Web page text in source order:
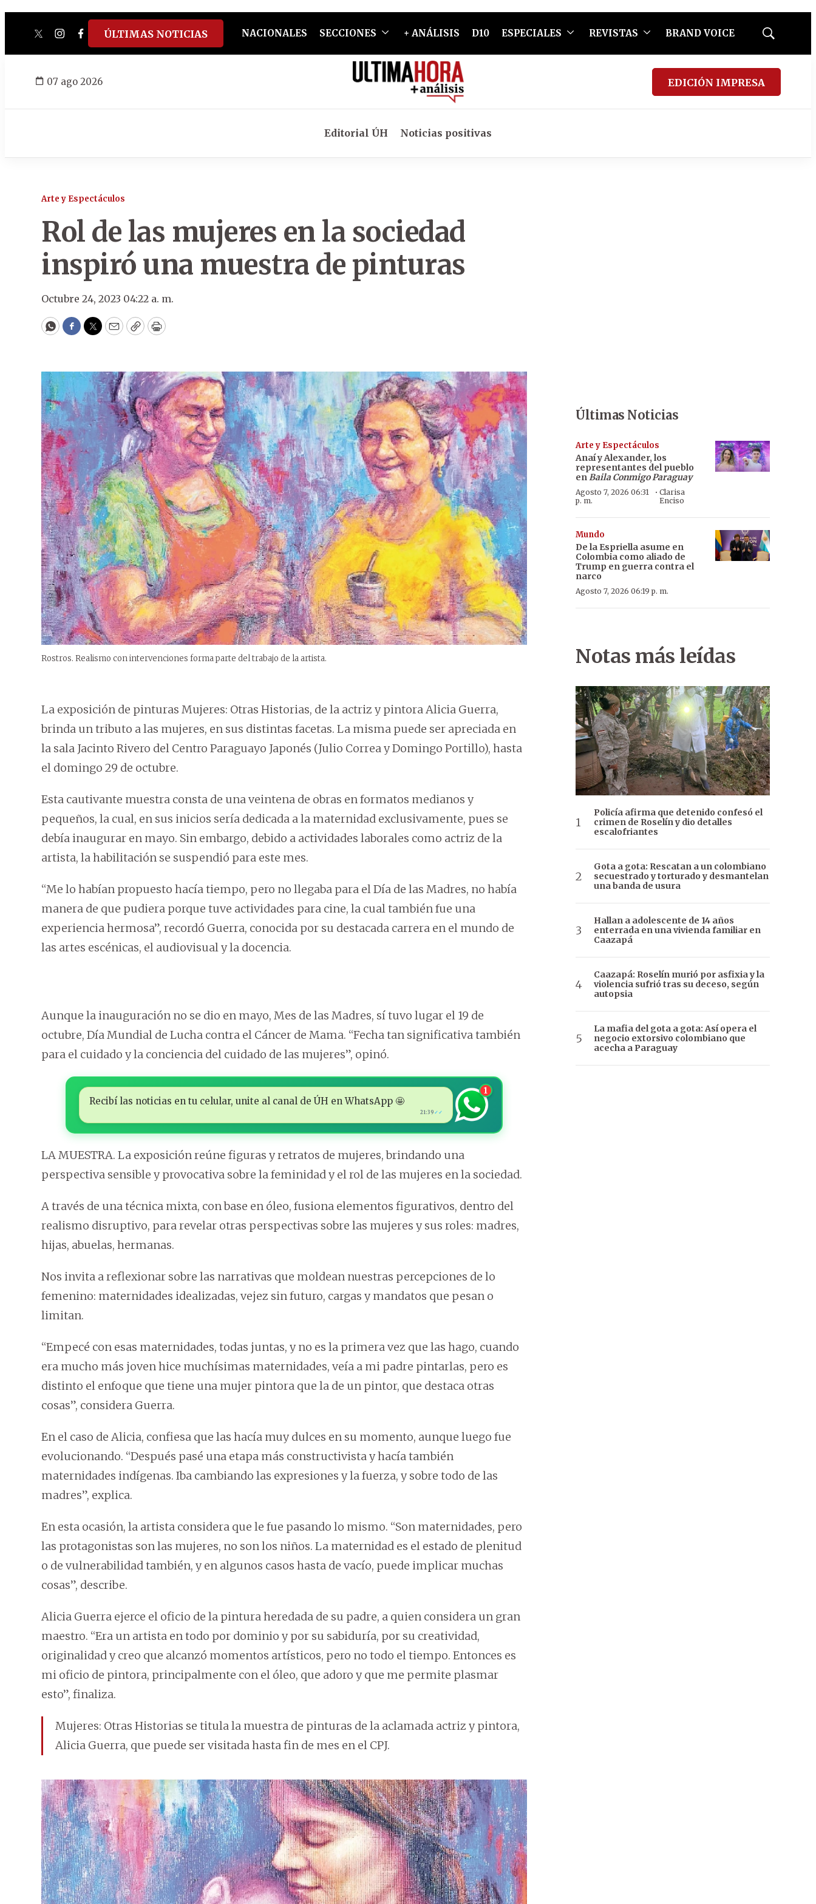
twitterinstagram
facebook
tiktokyoutube
spotify
ÚLTIMAS NOTICIAS NACIONALES SECCIONES + ANÁLISIS D10 ESPECIALES REVISTAS BRAND VOICE
Mostrar
07 ago 2026 EDICIÓN IMPRESA
Editorial ÚH Noticias positivas
Arte y Espectáculos
Rol de las mujeres en la sociedad
inspiró una muestra de pinturas
Octubre 24, 2023 04:22 a. m.
WhatsApp
Facebook
Twitter
EmailCopyPrint
Rostros. Realismo con intervenciones forma parte del trabajo de la artista.
La exposición de pinturas Mujeres: Otras Historias, de la actriz y pintora Alicia Guerra,
brinda un tributo a las mujeres, en sus distintas facetas. La misma puede ser apreciada en
la sala Jacinto Rivero del Centro Paraguayo Japonés (Julio Correa y Domingo Portillo), hasta
el domingo 29 de octubre.
Esta cautivante muestra consta de una veintena de obras en formatos medianos y
pequeños, la cual, en sus inicios sería dedicada a la maternidad exclusivamente, pues se
debía inaugurar en mayo. Sin embargo, debido a actividades laborales como actriz de la
artista, la habilitación se suspendió para este mes.
“Me lo habían propuesto hacía tiempo, pero no llegaba para el Día de las Madres, no había
manera de que pudiera porque tuve actividades para cine, la cual también fue una
experiencia hermosa”, recordó Guerra, conocida por su destacada carrera en el mundo de
las artes escénicas, el audiovisual y la docencia.
Aunque la inauguración no se dio en mayo, Mes de las Madres, sí tuvo lugar el 19 de
octubre, Día Mundial de Lucha contra el Cáncer de Mama. “Fecha tan significativa también
para el cuidado y la conciencia del cuidado de las mujeres”, opinó.
Recibí las noticias en tu celular, unite al canal de ÚH en WhatsApp 🤩
21:39 ✓✓
1
LA MUESTRA. La exposición reúne figuras y retratos de mujeres, brindando una
perspectiva sensible y provocativa sobre la feminidad y el rol de las mujeres en la sociedad.
A través de una técnica mixta, con base en óleo, fusiona elementos figurativos, dentro del
realismo disruptivo, para revelar otras perspectivas sobre las mujeres y sus roles: madres,
hijas, abuelas, hermanas.
Nos invita a reflexionar sobre las narrativas que moldean nuestras percepciones de lo
femenino: maternidades idealizadas, vejez sin futuro, cargas y mandatos que pesan o
limitan.
“Empecé con esas maternidades, todas juntas, y no es la primera vez que las hago, cuando
era mucho más joven hice muchísimas maternidades, veía a mi padre pintarlas, pero es
distinto el enfoque que tiene una mujer pintora que la de un pintor, que destaca otras
cosas”, considera Guerra.
En el caso de Alicia, confiesa que las hacía muy dulces en su momento, aunque luego fue
evolucionando. “Después pasé una etapa más constructivista y hacía también
maternidades indígenas. Iba cambiando las expresiones y la fuerza, y sobre todo de las
madres”, explica.
En esta ocasión, la artista considera que le fue pasando lo mismo. “Son maternidades, pero
las protagonistas son las mujeres, no son los niños. La maternidad es el estado de plenitud
o de vulnerabilidad también, y en algunos casos hasta de vacío, puede implicar muchas
cosas”, describe.
Alicia Guerra ejerce el oficio de la pintura heredada de su padre, a quien considera un gran
maestro. “Era un artista en todo por dominio y por su sabiduría, por su creatividad,
originalidad y creo que alcanzó momentos artísticos, pero no todo el tiempo. Entonces es
mi oficio de pintora, principalmente con el óleo, que adoro y que me permite plasmar
esto”, finaliza.
Mujeres: Otras Historias se titula la muestra de pinturas de la aclamada actriz y pintora,
Alicia Guerra, que puede ser visitada hasta fin de mes en el CPJ.
Últimas Noticias
Arte y Espectáculos
Anaí y Alexander, los
representantes del pueblo
enBaila Conmigo Paraguay
Agosto 7, 2026 06:31
p. m.
· Clarisa
Enciso
Mundo
De la Espriella asume en
Colombia como aliado de
Trump en guerra contra el
narco
Agosto 7, 2026 06:19 p. m.
Notas más leídas
Policía afirma que detenido confesó el
crimen de Roselín y dio detalles
escalofriantes
Gota a gota: Rescatan a un colombiano
secuestrado y torturado y desmantelan
una banda de usura
Hallan a adolescente de 14 años
enterrada en una vivienda familiar en
Caazapá
Caazapá: Roselín murió por asfixia y la
violencia sufrió tras su deceso, según
autopsia
La mafia del gota a gota: Así opera el
negocio extorsivo colombiano que
acecha a Paraguay